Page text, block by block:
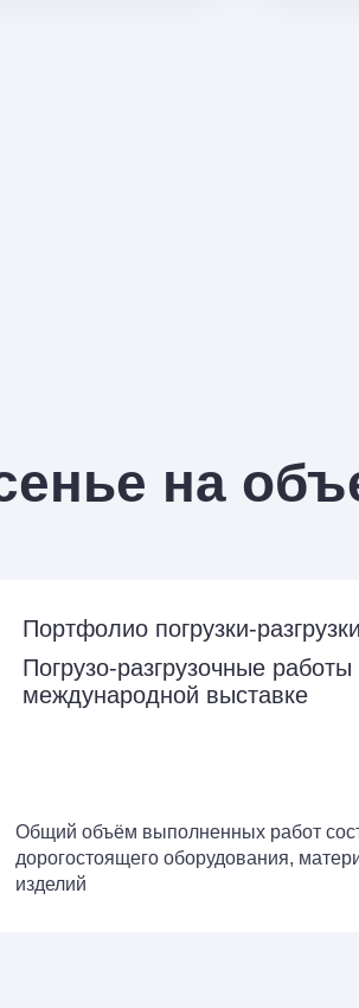
на
Портфолио погрузки-разгрузки
Погрузо-разгрузочные работы
международной выставке
Общий объём выполненных работ
дорогостоящего оборудования,
изделий